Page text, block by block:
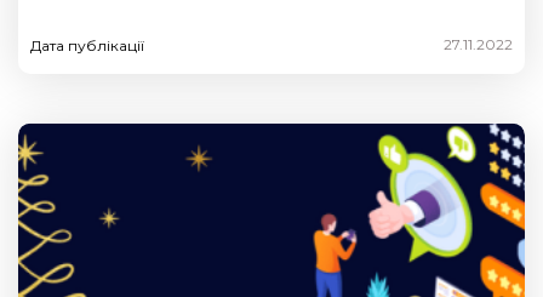
Дата публікації 27.11.2022